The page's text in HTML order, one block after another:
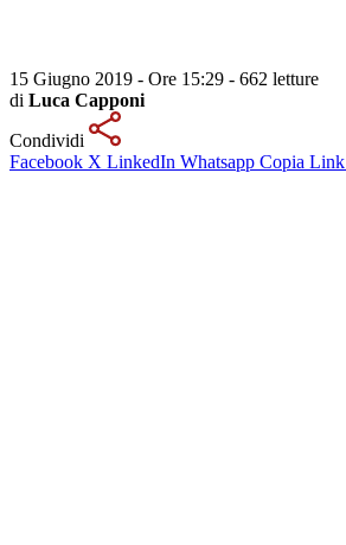
15 Giugno 2019 - Ore 15:29 - 662 letture
di Luca Capponi
Condividi
Facebook X LinkedIn Whatsapp Copia Link